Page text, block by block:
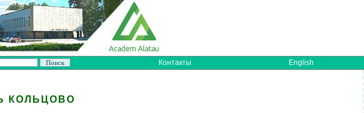
Контакты English
КОЛЬЦОВО